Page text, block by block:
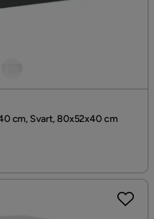
cm, Svart, 80x52x40 cm